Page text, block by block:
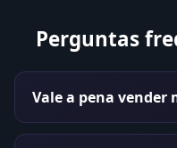
Perguntas
Vale a pena vender